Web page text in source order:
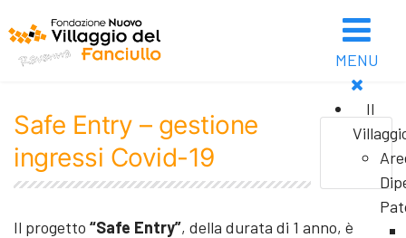
MENU
Il
Safe Entry – gestione
ingressi Covid-19
Il progetto “Safe Entry”, della durata di 1 anno, è